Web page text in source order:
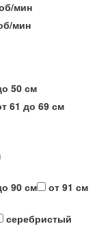
мин
мин
50 см
61 до 69 см
90 см
от 91 см
серебристый